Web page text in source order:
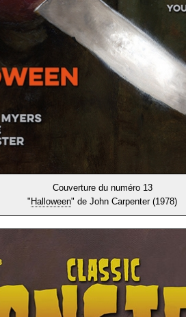
Couverture du numéro 13
" Halloween" de John Carpenter (1978)